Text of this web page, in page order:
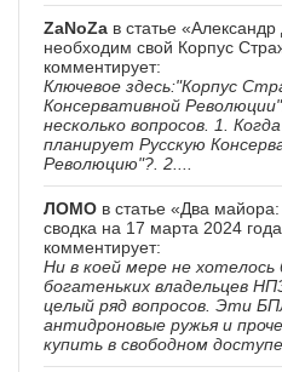
ZaNoZa в статье
необходим свой Корпус
комментирует:
Ключевое здесь:"Корпус
Консервативной
несколько вопросов. 1.
планирует Русскую
Революцию"?. 2....
ЛОМО в статье «Два
сводка на 17 марта 2024
комментирует:
Ни в коей мере не
богатеньких владельцев
целый ряд вопросов. Эти
антидроновые ружья и
купить в свободном